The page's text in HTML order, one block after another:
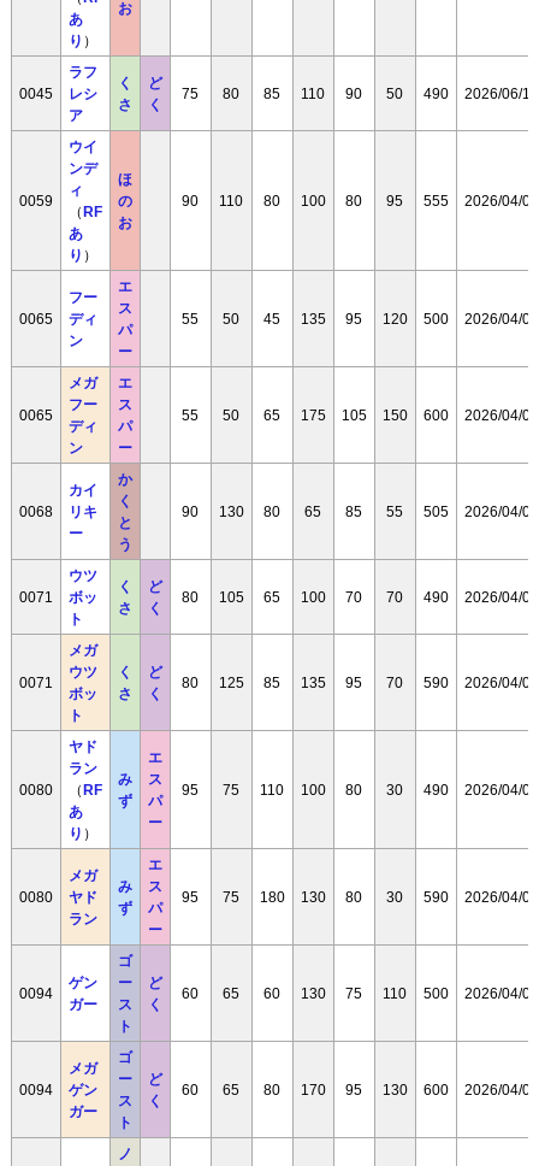
あ
り ）
お
0045
ラフ
レシ
ア
く
さ
ど
く
75 80 85 110 90 50 490 2026/06/17
0059
ウイ
ンデ
ィ
（ RF
あ
り ）
ほ
の
お
90 110 80 100 80 95 555 2026/04/08
0065
フー
ディ
ン
エ
ス
パ
ー
55 50 45 135 95 120 500 2026/04/08
0065
メガ
フー
ディ
ン
エ
ス
パ
ー
55 50 65 175 105 150 600 2026/04/08
0068
カイ
リキ
ー
か
く
と
う
90 130 80 65 85 55 505 2026/04/08
0071
ウツ
ボッ
ト
く
さ
ど
く
80 105 65 100 70 70 490 2026/04/08
0071
メガ
ウツ
ボッ
ト
く
さ
ど
く
80 125 85 135 95 70 590 2026/04/08
0080
ヤド
ラン
（ RF
あ
り ）
み
ず
エ
ス
パ
ー
95 75 110 100 80 30 490 2026/04/08
0080
メガ
ヤド
ラン
み
ず
エ
ス
パ
ー
95 75 180 130 80 30 590 2026/04/08
0094
ゲン
ガー
ゴ
ー
ス
ト
ど
く
60 65 60 130 75 110 500 2026/04/08
0094
メガ
ゲン
ガー
ゴ
ー
ス
ト
ど
く
60 65 80 170 95 130 600 2026/04/08
ノ